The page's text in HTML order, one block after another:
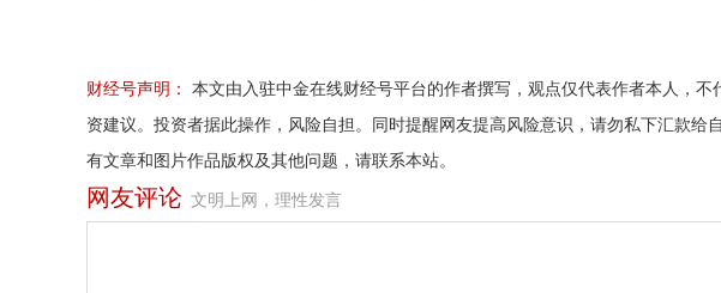
财经号声明：
本文由入驻中金在线财经号平台的作者撰写，观点仅代表作者本人，
资建议。投资者据此操作，风险自担。同时提醒网友提高风险意识，请勿私下汇款给
有文章和图片作品版权及其他问题，请联系本站。
网友评论 文明上网，理性发言